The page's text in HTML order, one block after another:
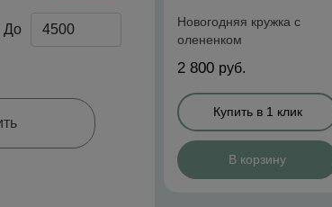
До
Новогодняя кружка с
олененком
2 800 руб.
Купить в 1 клик
В корзину